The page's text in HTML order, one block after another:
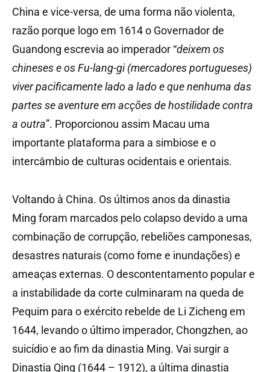
China e vice-versa, de uma forma não violenta,
razão porque logo em 1614 o Governador de
Guandong escrevia ao imperador “deixem os
chineses e os Fu-lang-gi (mercadores portugueses)
viver pacificamente lado a lado e que nenhuma das
partes se aventure em acções de hostilidade contra
a outra”. Proporcionou assim Macau uma
importante plataforma para a simbiose e o
intercâmbio de culturas ocidentais e orientais.
Voltando à China. Os últimos anos da dinastia
Ming foram marcados pelo colapso devido a uma
combinação de corrupção, rebeliões camponesas,
desastres naturais (como fome e inundações) e
ameaças externas. O descontentamento popular e
a instabilidade da corte culminaram na queda de
Pequim para o exército rebelde de Li Zicheng em
1644, levando o último imperador, Chongzhen, ao
suicídio e ao fim da dinastia Ming. Vai surgir a
Dinastia Qing (1644 – 1912), a última dinastia